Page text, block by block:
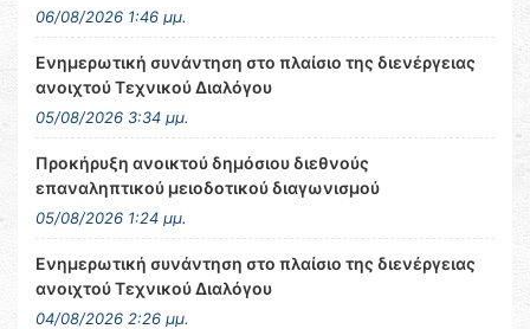
06/08/2026 1:46 μμ.
Ενημερωτική συνάντηση στο πλαίσιο της διενέργειας
ανοιχτού Τεχνικού Διαλόγου
05/08/2026 3:34 μμ.
Προκήρυξη ανοικτού δημόσιου διεθνούς
επαναληπτικού μειοδοτικού διαγωνισμού
05/08/2026 1:24 μμ.
Ενημερωτική συνάντηση στο πλαίσιο της διενέργειας
ανοιχτού Τεχνικού Διαλόγου
04/08/2026 2:26 μμ.